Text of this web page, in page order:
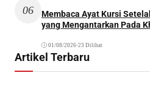
06
Membaca Ayat Kursi
yang Mengantarkan Pada
01/08/2026•23 Dilihat
Artikel Terbaru